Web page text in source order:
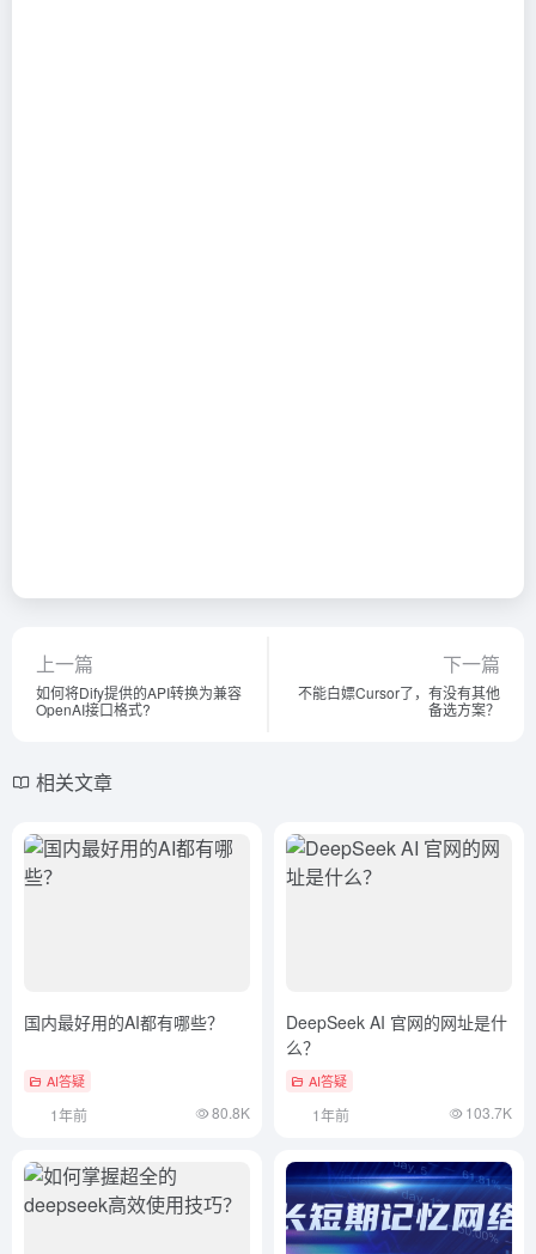
上一篇
如何将Dify提供的API转换为兼容
OpenAI接口格式?
下一篇
不能白嫖Cursor了，有没有其他
备选方案？
相关文章
国内最好用的AI都有哪些？
AI答疑
1年前 80.8K
DeepSeek AI 官网的网址是什
么？
AI答疑
1年前 103.7K